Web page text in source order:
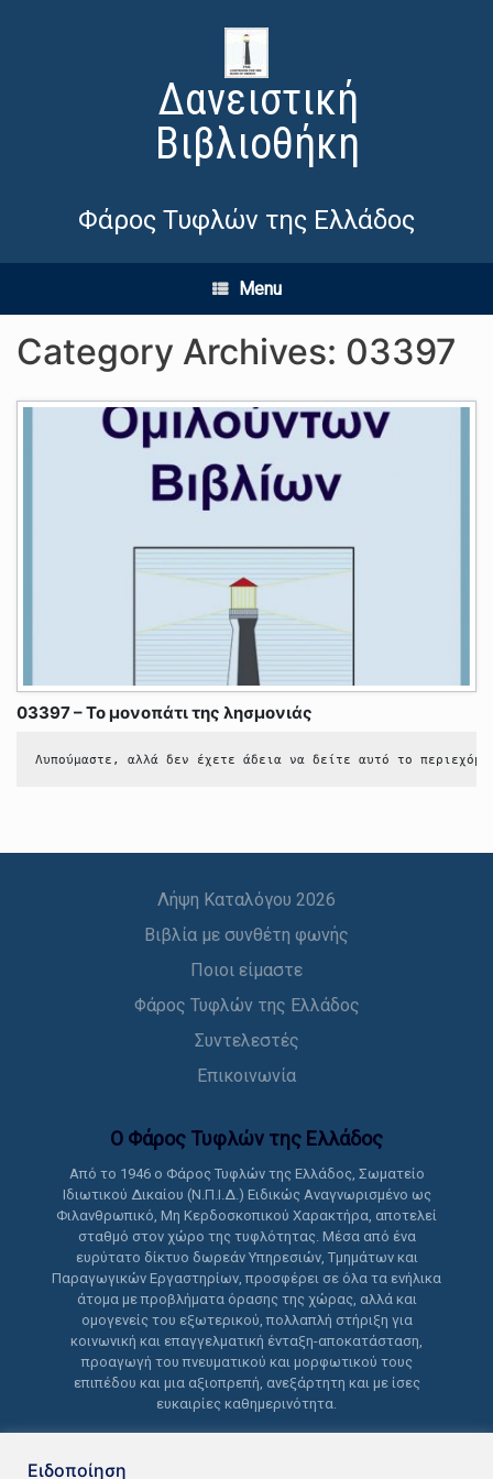
Δανειστική
Βιβλιοθήκη
Φάρος Τυφλών της Ελλάδος
Menu
Category Archives: 03397
03397 – Το μονοπάτι της λησμονιάς
Λυπούμαστε, αλλά δεν έχετε άδεια να δείτε αυτό το
Λήψη Καταλόγου 2026
Βιβλία με συνθέτη φωνής
Ποιοι είμαστε
Φάρος Τυφλών της Ελλάδος
Συντελεστές
Επικοινωνία
Ο Φάρος Τυφλών της Ελλάδoς
Από το 1946 ο Φάρος Τυφλών της Ελλάδος, Σωματείο
Ιδιωτικού Δικαίου (Ν.Π.Ι.Δ.) Ειδικώς Αναγνωρισμένο ως
Φιλανθρωπικό, Μη Κερδοσκοπικού Χαρακτήρα, αποτελεί
σταθμό στον χώρο της τυφλότητας. Μέσα από ένα
ευρύτατο δίκτυο δωρεάν Υπηρεσιών, Τμημάτων και
Παραγωγικών Εργαστηρίων, προσφέρει σε όλα τα ενήλικα
άτομα με προβλήματα όρασης της χώρας, αλλά και
ομογενείς του εξωτερικού, πολλαπλή στήριξη για
κοινωνική και επαγγελματική ένταξη-αποκατάσταση,
προαγωγή του πνευματικού και μορφωτικού τους
επιπέδου και μια αξιοπρεπή, ανεξάρτητη και με ίσες
ευκαιρίες καθημερινότητα.
Ειδοποίηση